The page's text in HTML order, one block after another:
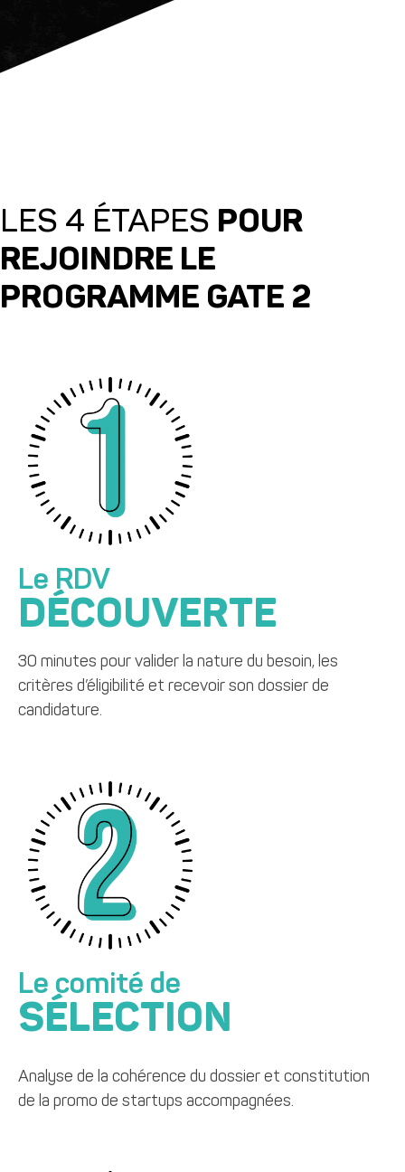
LES 4 ÉTAPES POUR
REJOINDRE LE
PROGRAMME GATE 2
Le RDV
DÉCOUVERTE
30 minutes pour valider la nature du besoin, les
critères d’éligibilité et recevoir son dossier de
candidature.
Le comité de
SÉLECTION
Analyse de la cohérence du dossier et constitution
de la promo de startups accompagnées.